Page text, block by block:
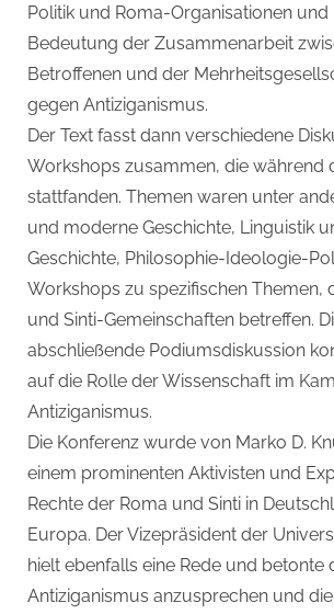
Politik und Roma-Organisationen
Bedeutung der Zusammenarbeit
Betroffenen und der
gegen Antiziganismus.
Der Text fasst dann verschiedene
Workshops zusammen, die während
stattfanden. Themen waren unter
und moderne Geschichte, Linguistik
Geschichte, Philosophie-Ideologie-
Workshops zu spezifischen Themen,
und Sinti-Gemeinschaften betreffen.
abschließende Podiumsdiskussion
auf die Rolle der Wissenschaft im
Antiziganismus.
Die Konferenz wurde von Marko D.
einem prominenten Aktivisten und
Rechte der Roma und Sinti in
Europa. Der Vizepräsident der
hielt ebenfalls eine Rede und betonte
Antiziganismus anzusprechen und